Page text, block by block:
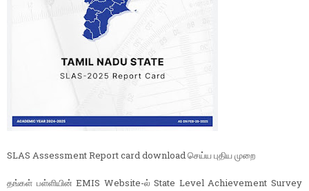
SLAS Assessment Report card download செய்ய புதிய முறை
தங்கள் பள்ளியின் EMIS Website-ல் State Level Achievement Survey